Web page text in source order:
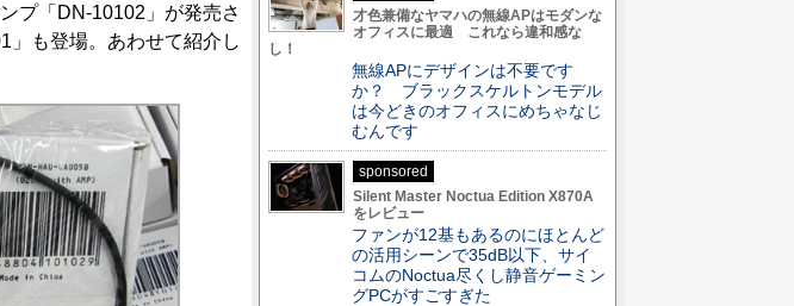
プ「DN-10102」が発売さ
」も登場。あわせて紹介し
才色兼備なヤマハの無線APはモダンな
オフィスに最適 これなら違和感な
し！
無線APにデザインは不要です
か？ ブラックスケルトンモデル
は今どきのオフィスにめちゃなじ
むんです
sponsored
Silent Master Noctua Edition X870A
をレビュー
ファンが12基もあるのにほとんど
の活用シーンで35dB以下、サイ
コムのNoctua尽くし静音ゲーミン
グPCがすごすぎた